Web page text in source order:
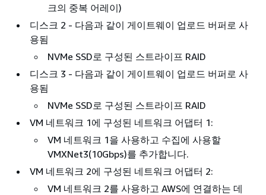
크의 중복 어레이)
디스크 2 - 다음과 같이 게이트웨이 업로드 버퍼로 사
용됨
NVMe SSD로 구성된 스트라이프 RAID
디스크 3 - 다음과 같이 게이트웨이 업로드 버퍼로 사
용됨
NVMe SSD로 구성된 스트라이프 RAID
VM 네트워크 1에 구성된 네트워크 어댑터 1:
VM 네트워크 1을 사용하고 수집에 사용할
VMXNet3(10Gbps)를 추가합니다.
VM 네트워크 2에 구성된 네트워크 어댑터 2:
VM 네트워크 2를 사용하고 AWS에 연결하는 데